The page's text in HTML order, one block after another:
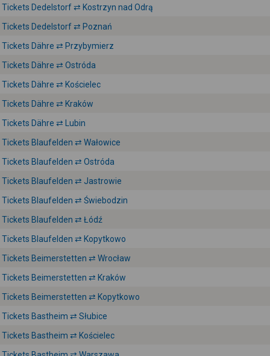
Tickets Dedelstorf ⇄ Kostrzyn nad Odrą
Tickets Dedelstorf ⇄ Poznań
Tickets Dähre ⇄ Przybymierz
Tickets Dähre ⇄ Ostróda
Tickets Dähre ⇄ Kościelec
Tickets Dähre ⇄ Kraków
Tickets Dähre ⇄ Lubin
Tickets Blaufelden ⇄ Wałowice
Tickets Blaufelden ⇄ Ostróda
Tickets Blaufelden ⇄ Jastrowie
Tickets Blaufelden ⇄ Świebodzin
Tickets Blaufelden ⇄ Łódź
Tickets Blaufelden ⇄ Kopytkowo
Tickets Beimerstetten ⇄ Wrocław
Tickets Beimerstetten ⇄ Kraków
Tickets Beimerstetten ⇄ Kopytkowo
Tickets Bastheim ⇄ Słubice
Tickets Bastheim ⇄ Kościelec